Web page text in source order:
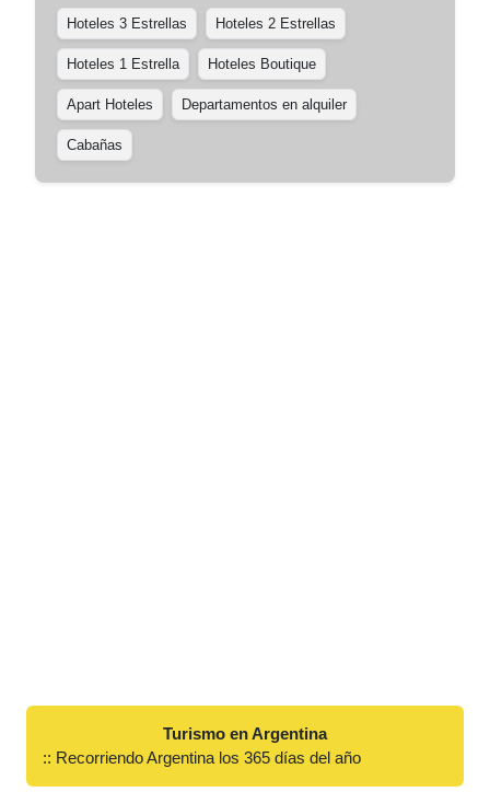
Hoteles 3 Estrellas Hoteles 2 Estrellas
Hoteles 1 Estrella Hoteles Boutique
Apart Hoteles Departamentos en alquiler
Cabañas
Turismo en Argentina
:: Recorriendo Argentina los 365 días del año